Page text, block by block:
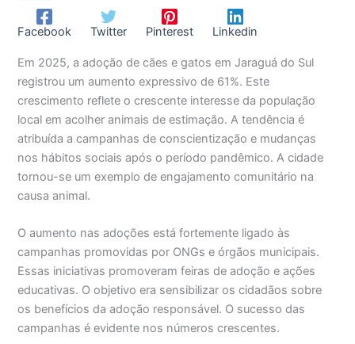
Facebook Twitter Pinterest Linkedin
Em 2025, a adoção de cães e gatos em Jaraguá do Sul
registrou um aumento expressivo de 61%. Este
crescimento reflete o crescente interesse da população
local em acolher animais de estimação. A tendência é
atribuída a campanhas de conscientização e mudanças
nos hábitos sociais após o período pandêmico. A cidade
tornou-se um exemplo de engajamento comunitário na
causa animal.
O aumento nas adoções está fortemente ligado às
campanhas promovidas por ONGs e órgãos municipais.
Essas iniciativas promoveram feiras de adoção e ações
educativas. O objetivo era sensibilizar os cidadãos sobre
os benefícios da adoção responsável. O sucesso das
campanhas é evidente nos números crescentes.